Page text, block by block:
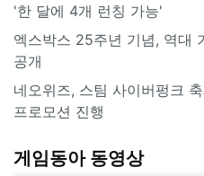
'한 달에 4개 런칭 가능'
엑스박스 25주년 기념, 역대
공개
네오위즈, 스팀 사이버펑크 축
프로모션 진행
게임동아 동영상